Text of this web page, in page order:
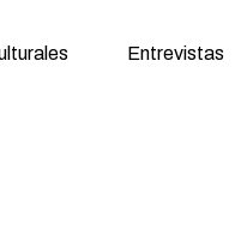
Entrevistas